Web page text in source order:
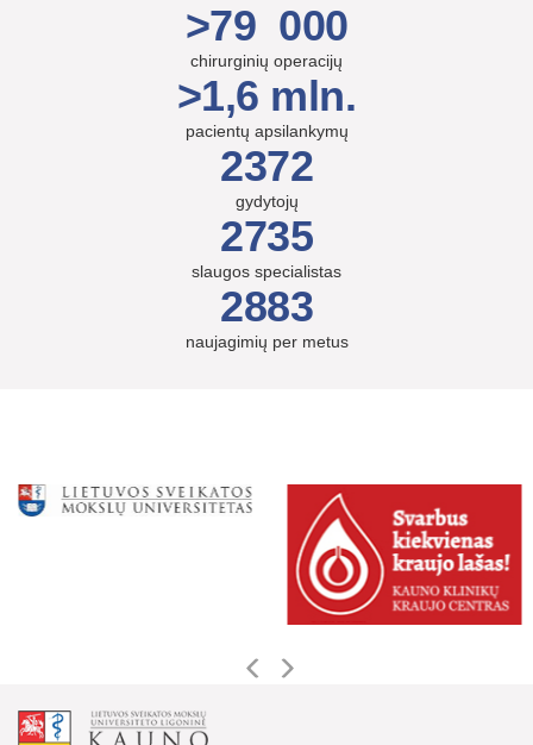
>79 000
chirurginių operacijų
>1,6 mln.
pacientų apsilankymų
2372
gydytojų
2735
slaugos specialistas
2883
naujagimių per metus